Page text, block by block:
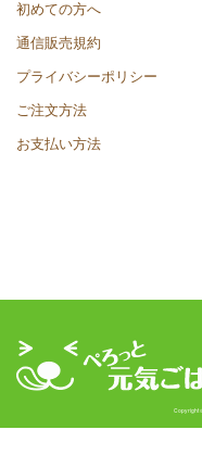
初めての方へ
通信販売規約
プライバシーポリシー
ご注文方法
お支払い方法
Copyright